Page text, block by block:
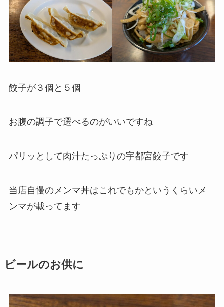
餃子が３個と５個
お腹の調子で選べるのがいいですね
パリッとして肉汁たっぷりの宇都宮餃子です
当店自慢のメンマ丼はこれでもかというくらいメ
ンマが載ってます
ビールのお供に